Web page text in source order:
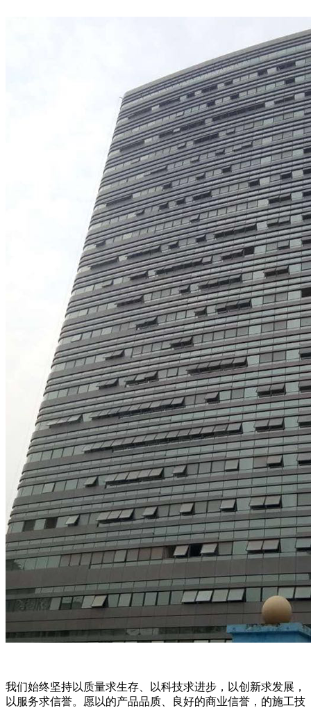
我们始终坚持以质量求生存、以科技求进步，以创新求发展，
以服务求信誉。愿以的产品品质、良好的商业信誉，的施工技